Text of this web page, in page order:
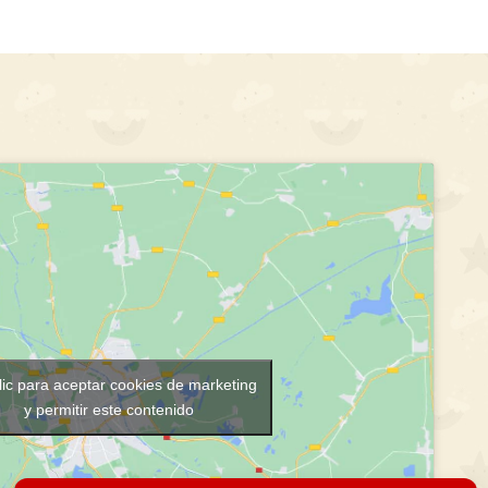
para aceptar cookies de marketing
y permitir este contenido